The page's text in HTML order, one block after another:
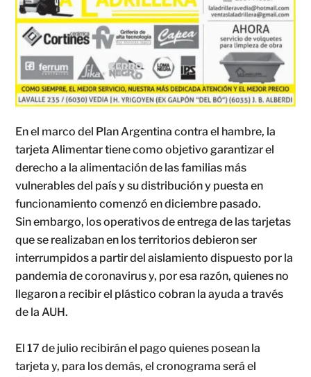
En el marco del Plan Argentina contra el hambre, la
tarjeta Alimentar tiene como objetivo garantizar el
derecho a la alimentación de las familias más
vulnerables del país y su distribución y puesta en
funcionamiento comenzó en diciembre pasado.
Sin embargo, los operativos de entrega de las tarjetas
que se realizaban en los territorios debieron ser
interrumpidos a partir del aislamiento dispuesto por la
pandemia de coronavirus y, por esa razón, quienes no
llegaron a recibir el plástico cobran la ayuda a través
de la AUH.
El 17 de julio recibirán el pago quienes posean la
tarjeta y, para los demás, el cronograma será el